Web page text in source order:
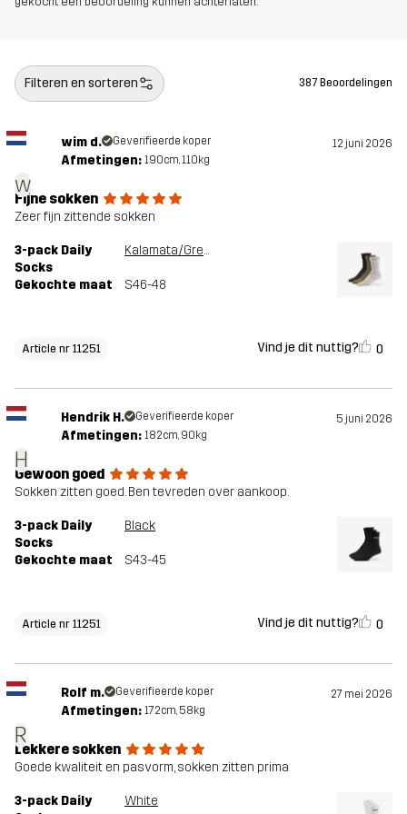
Filteren en sorteren 387 Beoordelingen
w
wim d. Geverifieerde koper 12 juni 2026
Afmetingen: 190cm, 110kg
Fijne sokken
Zeer fijn zittende sokken
3-pack Daily
Socks
Kalamata/Grey Melange
Gekochte maat S46-48
Article nr 11251 Vind je dit nuttig? 0
H
Hendrik H. Geverifieerde koper 5 juni 2026
Afmetingen: 182cm, 90kg
Gewoon goed
Sokken zitten goed. Ben tevreden over aankoop.
3-pack Daily
Socks
Black
Gekochte maat S43-45
Article nr 11251 Vind je dit nuttig? 0
R
Rolf m. Geverifieerde koper 27 mei 2026
Afmetingen: 172cm, 58kg
Lekkere sokken
Goede kwaliteit en pasvorm, sokken zitten prima
3-pack Daily
White